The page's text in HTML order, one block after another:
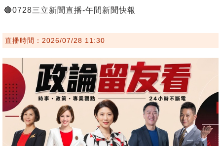
🔴0728三立新聞直播-午間新聞快報
直播時間：2026/07/28 11:30